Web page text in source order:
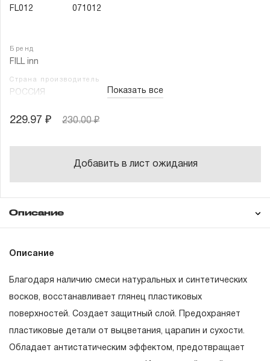
FL012 071012
Бренд
FILL inn
Страна производитель
РОССИЯ Показать все
229.97 ₽ 230.00 ₽
Добавить в лист ожидания
Описание
Описание
Благодаря наличию смеси натуральных и синтетических
восков, восстанавливает глянец пластиковых
поверхностей. Создает защитный слой. Предохраняет
пластиковые детали от выцветания, царапин и сухости.
Обладает антистатическим эффектом, предотвращает
ВНИМАНИЕ!